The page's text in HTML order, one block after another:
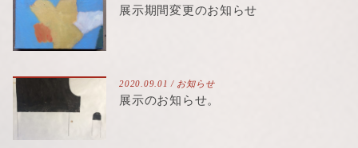
展示期間変更のお知らせ
2020.09.01 / お知らせ
展示のお知らせ。